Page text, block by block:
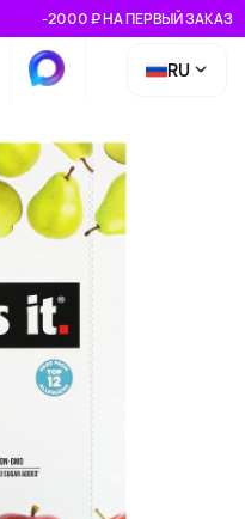
-2000 ₽ НА ПЕРВЫЙ ЗАКАЗ
RU